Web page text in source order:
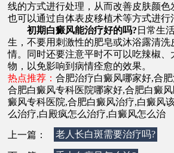
线的方式进行处理，从而改善皮肤颜色
也可以通过自体表皮移植术等方式进行
初期白癜风能治疗好的吗? 日常生
生，不要用刺激性的肥皂或沐浴露清洗
情。同时还要注意平时不可以吃辣椒、
物，以免影响到病情痊愈的效果。
热点推荐： 合肥治疗白癜风哪家好,合
合肥白癜风专科医院哪家好,合肥白癜
癜风专科医院,合肥白癜风治疗,白癜风
么治疗,白殿疯怎么治疗,白癜风怎么治
上一篇： 老人长白斑需要治疗吗?